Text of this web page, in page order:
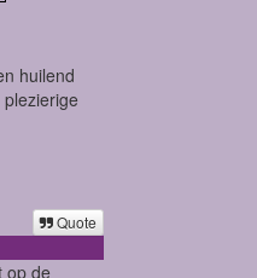
huilend
Quote
op de